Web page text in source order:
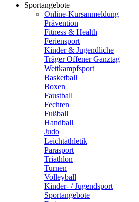
Sportangebote
Online-Kursanmeldung
Prävention
Fitness & Health
Feriensport
Kinder & Jugendliche
Träger Offener Ganztag
Wettkampfsport
Basketball
Boxen
Faustball
Fechten
Fußball
Handball
Judo
Leichtathletik
Parasport
Triathlon
Turnen
Volleyball
Kinder- / Jugendsport
Sportangebote